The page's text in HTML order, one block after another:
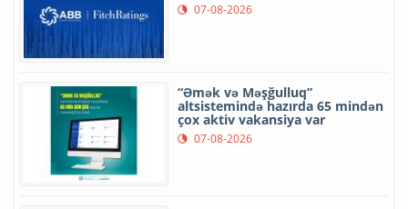
07-08-2026
“Əmək və Məşğulluq”
altsistemində hazırda 65 mindən
çox aktiv vakansiya var
07-08-2026